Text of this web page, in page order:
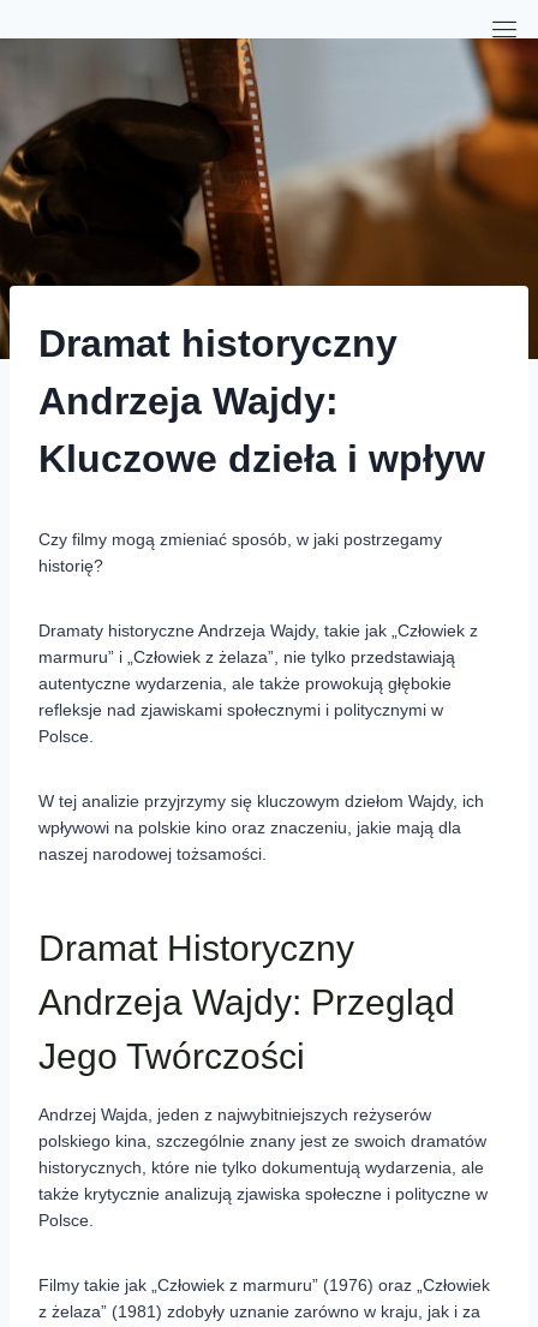
Dramat historyczny
Andrzeja Wajdy:
Kluczowe dzieła i wpływ
Czy filmy mogą zmieniać sposób, w jaki postrzegamy
historię?
Dramaty historyczne Andrzeja Wajdy, takie jak „Człowiek z
marmuru” i „Człowiek z żelaza”, nie tylko przedstawiają
autentyczne wydarzenia, ale także prowokują głębokie
refleksje nad zjawiskami społecznymi i politycznymi w
Polsce.
W tej analizie przyjrzymy się kluczowym dziełom Wajdy, ich
wpływowi na polskie kino oraz znaczeniu, jakie mają dla
naszej narodowej tożsamości.
Dramat Historyczny
Andrzeja Wajdy: Przegląd
Jego Twórczości
Andrzej Wajda, jeden z najwybitniejszych reżyserów
polskiego kina, szczególnie znany jest ze swoich dramatów
historycznych, które nie tylko dokumentują wydarzenia, ale
także krytycznie analizują zjawiska społeczne i polityczne w
Polsce.
Filmy takie jak „Człowiek z marmuru” (1976) oraz „Człowiek
z żelaza” (1981) zdobyły uznanie zarówno w kraju, jak i za